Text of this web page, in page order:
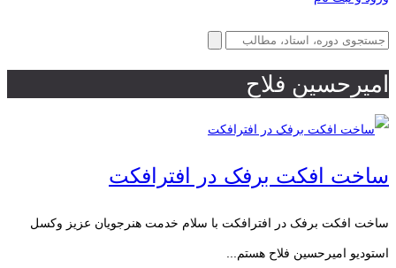
امیرحسین فلاح
ساخت افکت برفک در افترافکت
ساخت افکت برفک در افترافکت با سلام خدمت هنرجویان عزیز وکسل
استودیو امیرحسین فلاح هستم...